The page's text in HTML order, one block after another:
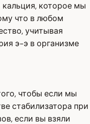
которое мы
что в любом
учитывая
э-э в организме
чтобы если мы
стабилизатора при
если вы взяли